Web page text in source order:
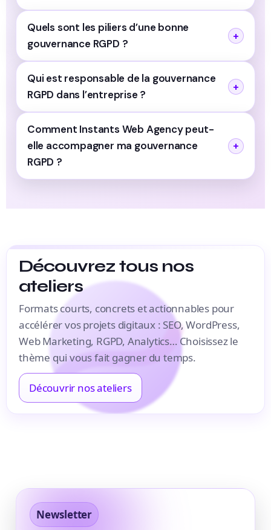
Quels sont les piliers d’une bonne
gouvernance RGPD ?
Qui est responsable de la gouvernance
RGPD dans l’entreprise ?
Comment Instants Web Agency peut-
elle accompagner ma gouvernance
RGPD ?
Découvrez tous nos
ateliers
Formats courts, concrets et actionnables pour
accélérer vos projets digitaux : SEO, WordPress,
Web Marketing, RGPD, Analytics… Choisissez le
thème qui vous fait gagner du temps.
Découvrir nos ateliers
Newsletter